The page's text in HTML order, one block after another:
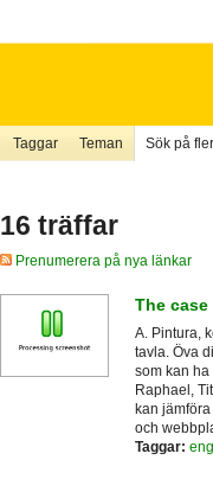
Taggar Teman Sök på
16 träffar
Prenumerera på nya länkar
The
A. Pintura,
tavla. Öva
som kan
Raphael,
kan
och
Taggar: